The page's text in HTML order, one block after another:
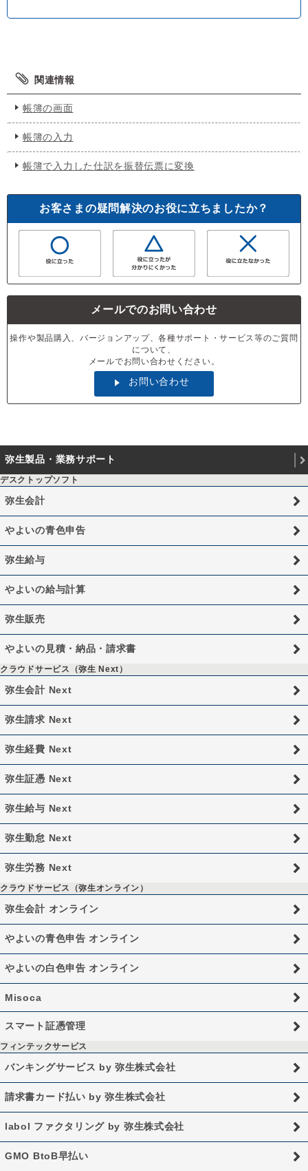
関連情報
帳簿の画面
帳簿の入力
帳簿で入力した仕訳を振替伝票に変換
お客さまの疑問解決のお役に立ちましたか？
メールでのお問い合わせ
操作や製品購入、バージョンアップ、各種サポート・サービス等のご質問
について、
メールでお問い合わせください。
お問い合わせ
弥生製品・業務サポート
デスクトップソフト
弥生会計
やよいの青色申告
弥生給与
やよいの給与計算
弥生販売
やよいの見積・納品・請求書
クラウドサービス（弥生 Next）
弥生会計 Next
弥生請求 Next
弥生経費 Next
弥生証憑 Next
弥生給与 Next
弥生勤怠 Next
弥生労務 Next
クラウドサービス（弥生オンライン）
弥生会計 オンライン
やよいの青色申告 オンライン
やよいの白色申告 オンライン
Misoca
スマート証憑管理
フィンテックサービス
バンキングサービス by 弥生株式会社
請求書カード払い by 弥生株式会社
labol ファクタリング by 弥生株式会社
GMO BtoB早払い